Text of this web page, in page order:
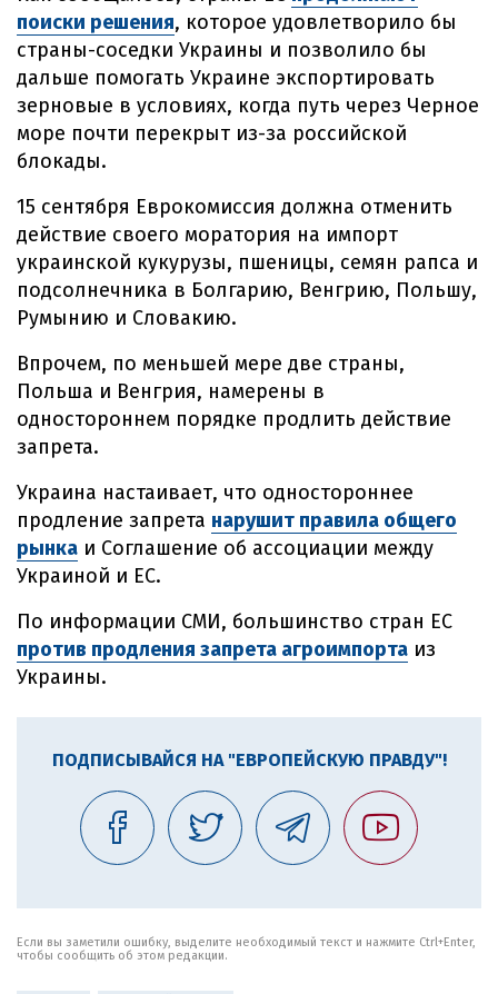
поиски решения, которое удовлетворило бы
страны-соседки Украины и позволило бы
дальше помогать Украине экспортировать
зерновые в условиях, когда путь через Черное
море почти перекрыт из-за российской
блокады.
15 сентября Еврокомиссия должна отменить
действие своего моратория на импорт
украинской кукурузы, пшеницы, семян рапса и
подсолнечника в Болгарию, Венгрию, Польшу,
Румынию и Словакию.
Впрочем, по меньшей мере две страны,
Польша и Венгрия, намерены в
одностороннем порядке продлить действие
запрета.
Украина настаивает, что одностороннее
продление запрета нарушит правила общего
рынка и Соглашение об ассоциации между
Украиной и ЕС.
По информации СМИ, большинство стран ЕС
против продления запрета агроимпорта из
Украины.
ПОДПИСЫВАЙСЯ НА "ЕВРОПЕЙСКУЮ ПРАВДУ"!
Если вы заметили ошибку, выделите необходимый текст и нажмите Ctrl+Enter,
чтобы сообщить об этом редакции.